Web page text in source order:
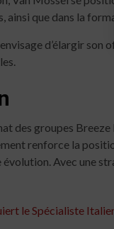
ainsi que dans la
d’élargir
des groupes
renforce la
Avec une
le Spécialiste